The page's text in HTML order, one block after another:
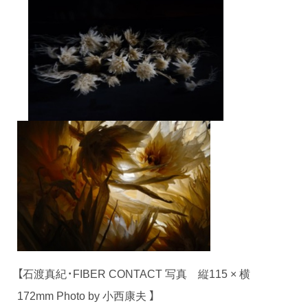
【石渡真紀・FIBER CONTACT 写真 縦115 × 横
172mm Photo by 小西康夫 】